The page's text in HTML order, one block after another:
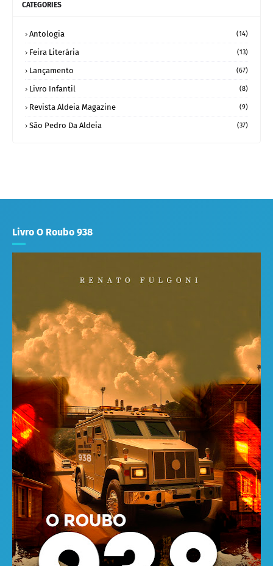
CATEGORIES
Antologia (14)
Feira Literária (13)
Lançamento (67)
Livro Infantil (8)
Revista Aldeia Magazine (9)
São Pedro Da Aldeia (37)
Livro O Roubo 938